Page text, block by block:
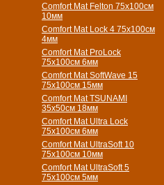
Comfort Mat Felton 75х100см
10мм
Comfort Mat Lock 4 75х100см
4мм
Comfort Mat ProLock
75х100см 6мм
Comfort Mat SoftWave 15
75х100см 15мм
Comfort Mat TSUNAMI
35х50см 18мм
Comfort Mat Ultra Lock
75х100см 6мм
Comfort Mat UltraSoft 10
75х100см 10мм
Comfort Mat UltraSoft 5
75х100см 5мм